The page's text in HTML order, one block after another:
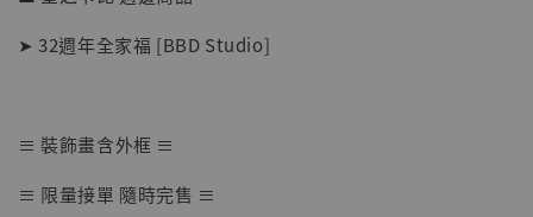
【店內現貨】七龍珠 系列蒐藏雕像 悟空 鳥山
➤ 32週年全家福 [BBD Studio]
≡ 裝飾畫含外框 ≡
≡ 限量接單 隨時完售 ≡